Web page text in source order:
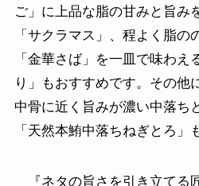
ご」に上品な脂の甘みと旨み
「サクラマス」、程よく脂の
「金華さば」を一皿で味わえ
り」もおすすめです。その他
中骨に近く旨みが濃い中落ち
「天然本鮪中落ちねぎとろ」
『ネタの旨さを引き立てる